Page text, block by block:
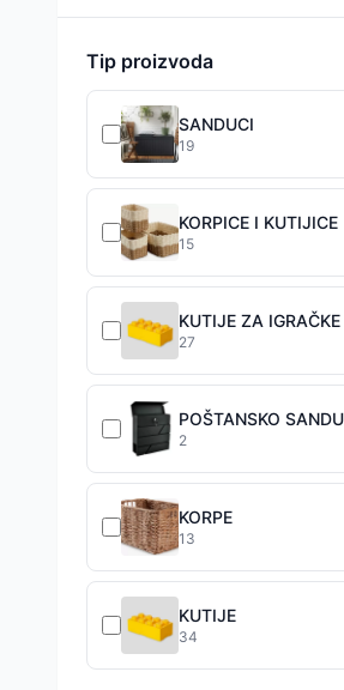
Tip proizvoda
SANDUCI
19
KORPICE I KUTIJICE
15
KUTIJE ZA IGRAČKE
27
POŠTANSKO
2
KORPE
13
KUTIJE
34